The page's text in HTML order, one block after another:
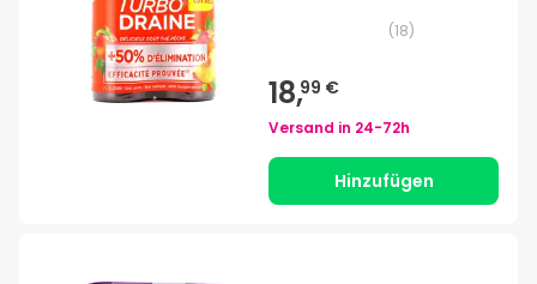
(18)
18,99 €
Versand in 24-72h
Hinzufügen